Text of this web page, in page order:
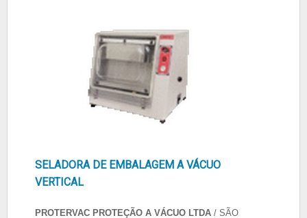
SELADORA DE EMBALAGEM A VÁCUO
VERTICAL
PROTERVAC PROTEÇÃO A VÁCUO LTDA / SÃO